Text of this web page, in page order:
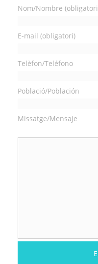
Nom/Nombre
E-mail (obligatori)
Telèfon/Teléfono
Població/Población
Missatge/Mensaje